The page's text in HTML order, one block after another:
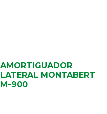
AMORTIGUADOR
LATERAL MONTABERT
M-900